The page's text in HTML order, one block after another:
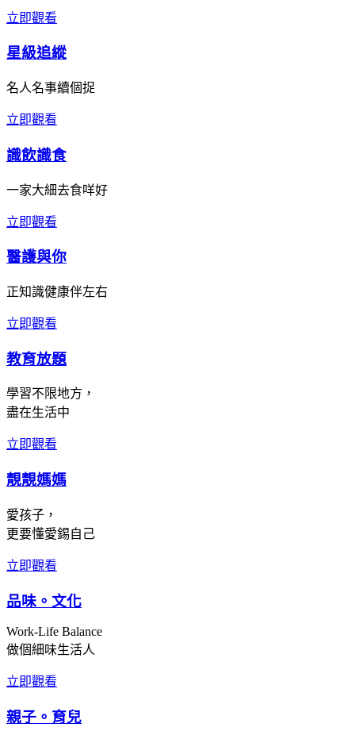
立即觀看
星級追縱
名人名事續個捉
立即觀看
識飲識食
一家大細去食咩好
立即觀看
醫護與你
正知識健康伴左右
立即觀看
教育放題
學習不限地方，
盡在生活中
立即觀看
靚靚媽媽
愛孩子，
更要懂愛錫自己
立即觀看
品味。文化
Work-Life Balance
做個細味生活人
立即觀看
親子。育兒